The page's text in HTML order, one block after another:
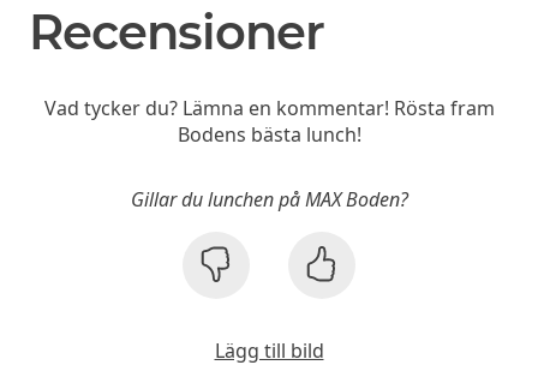
Recensioner
Vad tycker du? Lämna en kommentar! Rösta fram
Bodens bästa lunch!
Gillar du lunchen på MAX Boden?
Lägg till bild